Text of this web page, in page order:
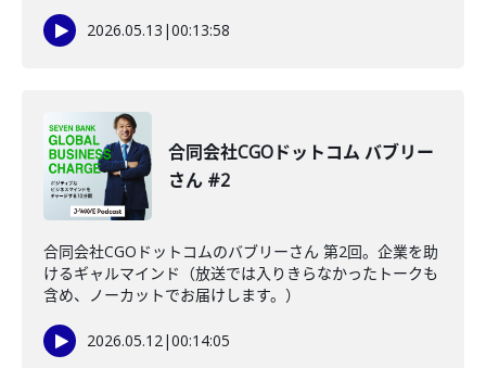
2026.05.13 |00:13:58
合同会社CGOドットコム バブリー
さん #2
合同会社CGOドットコムのバブリーさん 第2回。企業を助
けるギャルマインド（放送では入りきらなかったトークも
含め、ノーカットでお届けします。）
2026.05.12|00:14:05